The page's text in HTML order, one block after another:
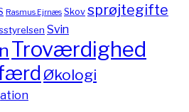
Rasmus Ejrnæs Skov sprøjtegifte
Svin
Troværdighed
Økologi